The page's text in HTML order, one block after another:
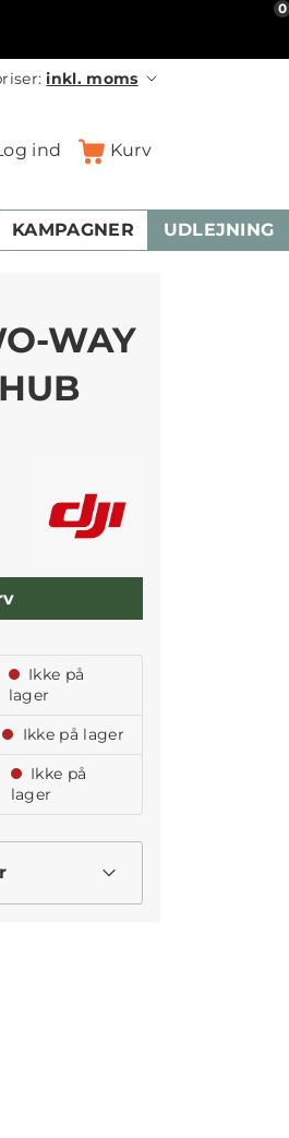
inkl. moms
ind Kurv
0
KAMPAGNER UDLEJNING
WAY
Ikke på
lager
Ikke på lager
Ikke på
lager